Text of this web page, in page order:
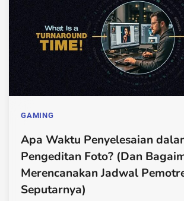
GAMING
Apa Waktu Penyelesaian
Pengeditan Foto? (Dan
Merencanakan Jadwal
Seputarnya)